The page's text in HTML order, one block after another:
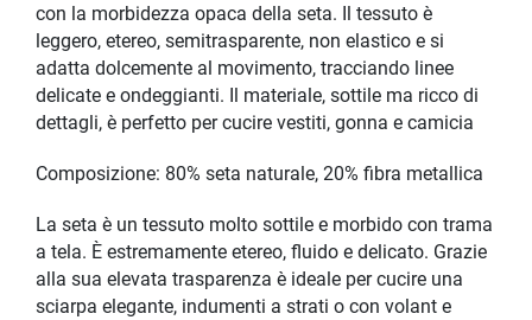
con la morbidezza opaca della seta. Il tessuto è
leggero, etereo, semitrasparente, non elastico e si
adatta dolcemente al movimento, tracciando linee
delicate e ondeggianti. Il materiale, sottile ma ricco di
dettagli, è perfetto per cucire vestiti, gonna e camicia
Composizione: 80% seta naturale, 20% fibra metallica
La seta è un tessuto molto sottile e morbido con trama
a tela. È estremamente etereo, fluido e delicato. Grazie
alla sua elevata trasparenza è ideale per cucire una
sciarpa elegante, indumenti a strati o con volant e